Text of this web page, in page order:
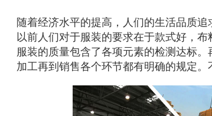
随着经济水平的提高，人们的生活品质
以前人们对于服装的要求在于款式好，
服装的质量包含了各项元素的检测达标
加工再到销售各个环节都有明确的规定。